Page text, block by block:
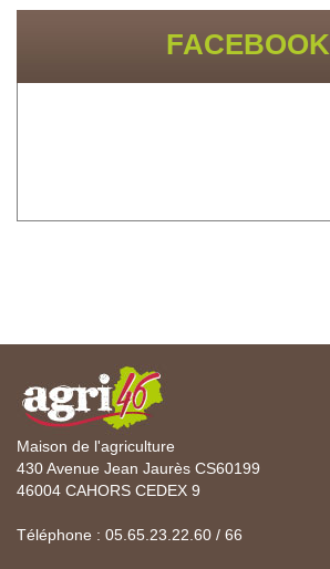
FACEBOOK
Maison de l'agriculture
430 Avenue Jean Jaurès CS60199
46004 CAHORS CEDEX 9
Téléphone : 05.65.23.22.60 / 66